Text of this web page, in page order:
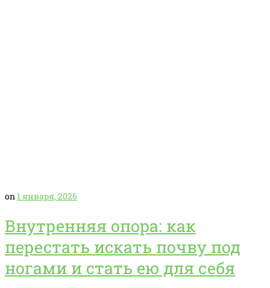
on 1 января, 2026
Внутренняя опора: как
перестать искать почву под
ногами и стать ею для себя